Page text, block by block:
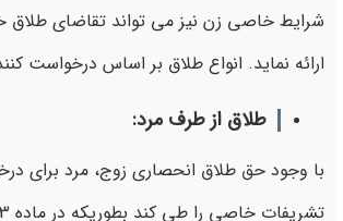
شرایط خاصی زن نیز می تواند تقاضای طلاق
ارائه نماید. انواع طلاق بر اساس درخواست
طلاق از طرف مرد:
با وجود حق طلاق انحصاری زوج، مرد برای